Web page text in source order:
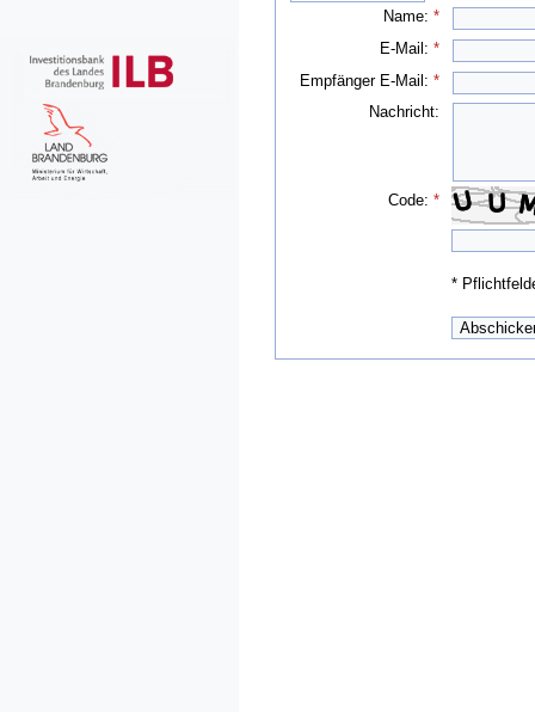
Name:*
E-Mail:*
Empfänger E-Mail:*
Nachricht:
Code:*
*